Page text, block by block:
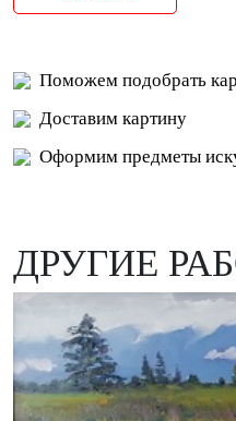
Поможем подобрать
Доставим картину
Оформим предметы
ДРУГИЕ